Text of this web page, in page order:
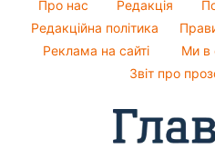
Новини Одеси
Новини Сум
Новини Черкаси
Пилова буря
Модні помилки
Новини моди
Поради від Андре Тана
Про нас Редакція
Редакційна політика
Реклама на сайті
Ми в
Звіт про